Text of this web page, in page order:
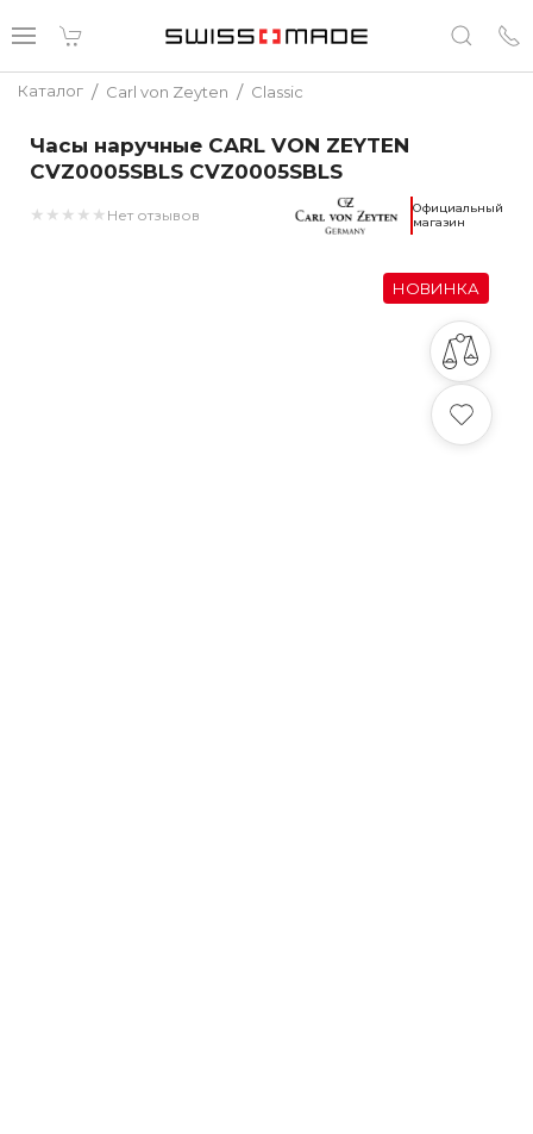
Каталог / Carl von Zeyten / Classic
Часы наручные CARL VON ZEYTEN
CVZ0005SBLS CVZ0005SBLS
★ ★ ★ ★ ★ Нет отзывов
Официальный
магазин
НОВИНКА